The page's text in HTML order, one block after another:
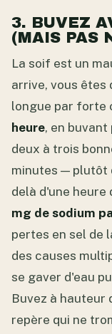
3. BUVEZ
(MAIS PAS
La soif est un
arrive, vous êtes
longue par forte
heure, en
deux à trois
minutes — plutôt
delà d'une heure
mg de sodium
pertes en sel de
des causes
se gaver d'eau
Buvez à hauteur
repère qui ne